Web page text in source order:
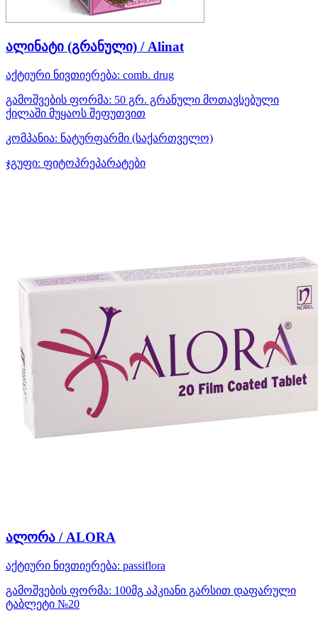
ალინატი (გრანული) / Alinat
აქტიური ნივთიერება: comb. drug
გამოშვების ფორმა: 50 გრ. გრანული მოთავსებული
ქილაში მუყაოს შეფუთვით
კომპანია: ნატურფარმი (საქართველო)
ჯგუფი: ფიტოპრეპარატები
ალორა / ALORA
აქტიური ნივთიერება: passiflora
გამოშვების ფორმა: 100მგ აპკიანი გარსით დაფარული
ტაბლეტი №20